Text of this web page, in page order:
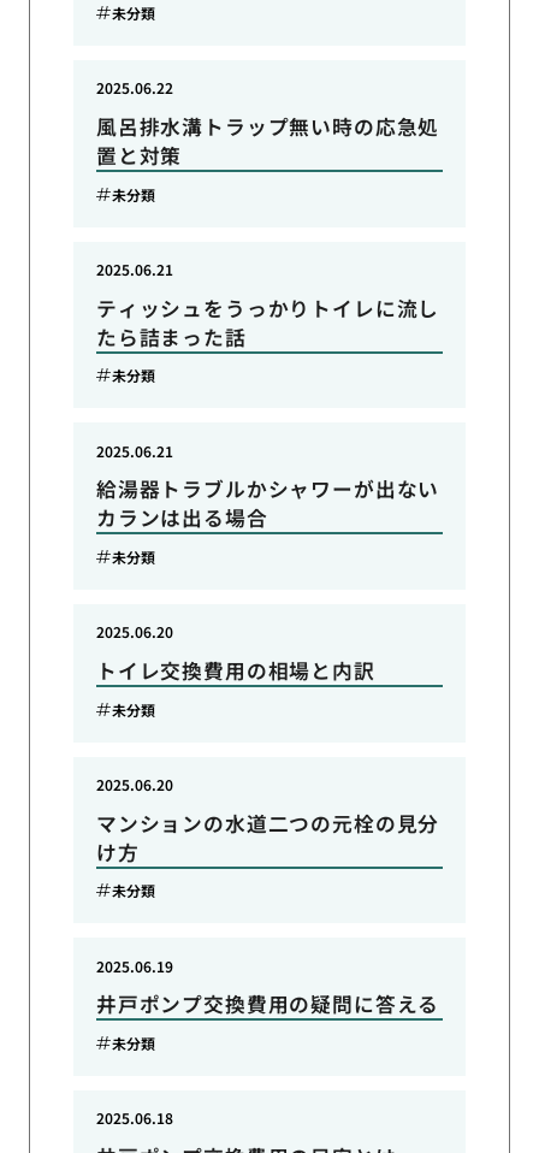
未分類
風呂排水溝トラップ無い時の応急処
置と対策
2025.06.22
未分類
ティッシュをうっかりトイレに流し
たら詰まった話
2025.06.21
未分類
給湯器トラブルかシャワーが出ない
カランは出る場合
2025.06.21
未分類
トイレ交換費用の相場と内訳
2025.06.20
未分類
マンションの水道二つの元栓の見分
け方
2025.06.20
未分類
井戸ポンプ交換費用の疑問に答える
2025.06.19
未分類
2025.06.18